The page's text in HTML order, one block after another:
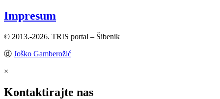
Impresum
© 2013.-2026. TRIS portal – Šibenik
ⓓ Joško Gamberožić
×
Kontaktirajte nas